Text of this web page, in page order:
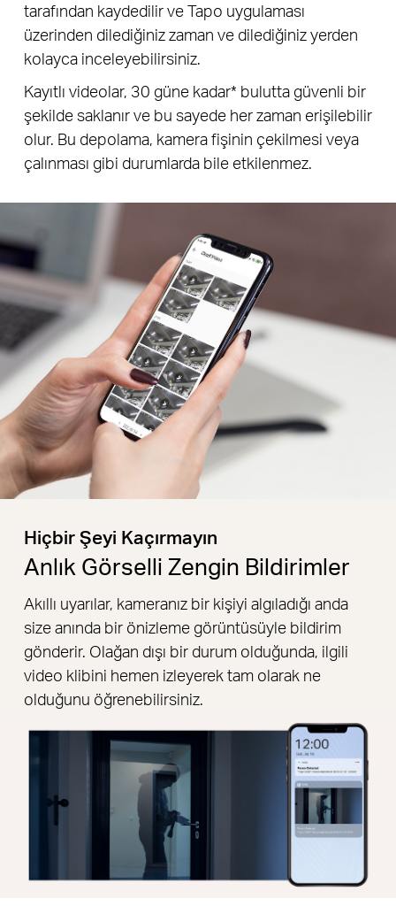
tarafından kaydedilir ve Tapo uygulaması
üzerinden dilediğiniz zaman ve dilediğiniz yerden
kolayca inceleyebilirsiniz.
Kayıtlı videolar, 30 güne kadar* bulutta güvenli bir
şekilde saklanır ve bu sayede her zaman erişilebilir
olur. Bu depolama, kamera fişinin çekilmesi veya
çalınması gibi durumlarda bile etkilenmez.
Hiçbir Şeyi Kaçırmayın
Anlık Görselli Zengin Bildirimler
Akıllı uyarılar, kameranız bir kişiyi algıladığı anda
size anında bir önizleme görüntüsüyle bildirim
gönderir. Olağan dışı bir durum olduğunda, ilgili
video klibini hemen izleyerek tam olarak ne
olduğunu öğrenebilirsiniz.